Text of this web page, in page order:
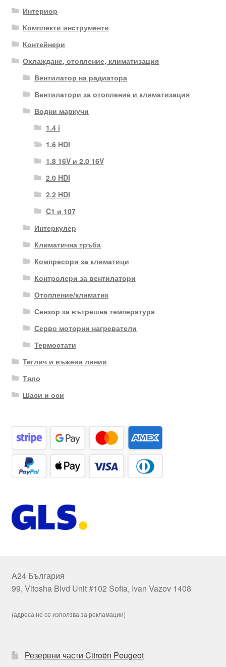
Интериор
Комплекти инструменти
Контейнери
Охлаждане, отопление, климатизация
Вентилатор на радиатора
Вентилатори за отопление и климатизация
Водни маркучи
1.4 i
1.6 HDI
1.8 16V и 2.0 16V
2.0 HDI
2.2 HDI
C1 и 107
Интеркулер
Климатична тръба
Компресори за климатици
Контролери за вентилатори
Отопление/климатик
Сензор за вътрешна температура
Серво моторни нагреватели
Термостати
Теглич и въжени линии
Тяло
Шаси и оси
А24 България
99, Vitosha Blvd Unit #102 Sofia, Ivan Vazov 1408
(адреса не се използва за рекламации)
Резервни части Citroën Peugeot